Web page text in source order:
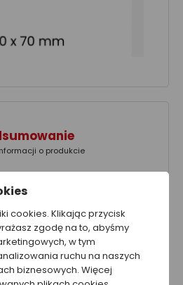
o produkcie
100 za szt.
w celach informacyjnych. W
zawarte na stronie nie powinny
traktowane jako oferta sprzedaży,
cookies. Klikając przycisk
zgodę na to, abyśmy
w tym
ruchu na naszych
biznesowych. Więcej